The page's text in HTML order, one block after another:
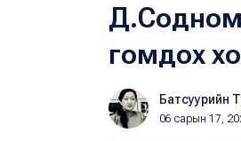
гомдох
Батсуурийн
06 сарын 17,